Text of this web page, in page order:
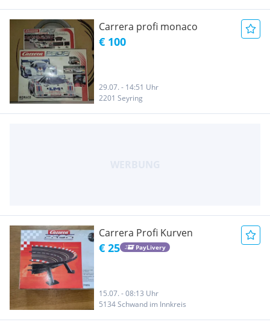
Carrera profi monaco
€ 100
29.07. - 14:51 Uhr
2201 Seyring
Carrera Profi Kurven
€ 25 PayLivery
15.07. - 08:13 Uhr
5134 Schwand im Innkreis